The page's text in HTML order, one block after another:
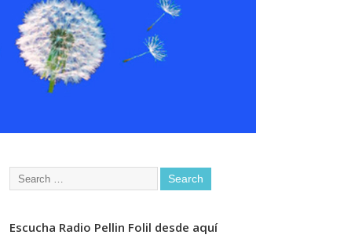
Escucha Radio Pellin Folil desde aquí